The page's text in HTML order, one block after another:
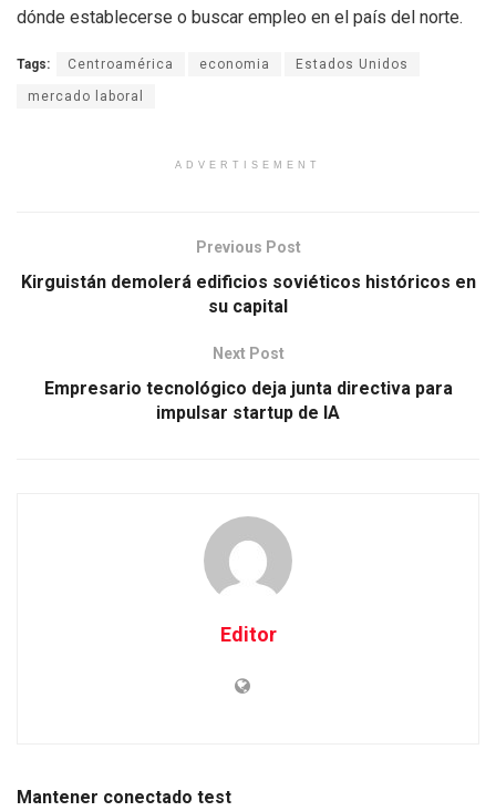
dónde establecerse o buscar empleo en el país del norte.
Tags: Centroamérica economia Estados Unidos
mercado laboral
ADVERTISEMENT
Previous Post
Kirguistán demolerá edificios soviéticos históricos en
su capital
Next Post
Empresario tecnológico deja junta directiva para
impulsar startup de IA
Editor
Mantener conectado test